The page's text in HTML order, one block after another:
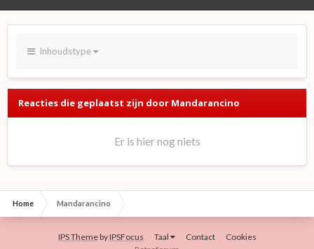
Inhoudstype
Reacties die geplaatst zijn door Mandarancino
Er is hier nog niets
Home Mandarancino
IPS ThemebyIPSFocus Taal Contact
Cookies